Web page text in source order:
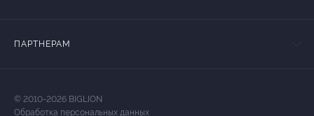
ПАРТНЕРАМ
© 2010-2026 BIGLION
Обработка персональных данных